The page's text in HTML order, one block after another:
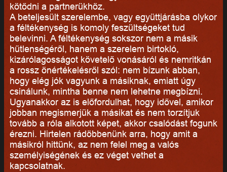
kötődni a partnerükhöz.
A beteljesült szerelembe, vagy együttjárásba olykor
a féltékenység is komoly feszültségeket tud
belevinni. A féltékenység sokszor nem a másik
hűtlenségéről, hanem a szerelem birtokló,
kizárólagosságot követelő vonásáról és nemritkán
a rossz önértékelésről szól: nem bízunk abban,
hogy elég jók vagyunk a másiknak, emiatt úgy
csinálunk, mintha benne nem lehetne megbízni.
Ugyanakkor az is előfordulhat, hogy idővel, amikor
jobban megismerjük a másikat és nem torzítjuk
tovább a róla alkotott képet, akkor csalódást fogunk
érezni. Hirtelen rádöbbenünk arra, hogy amit a
másikról hittünk, az nem felel meg a valós
személyiségének és ez véget vethet a
kapcsolatnak.